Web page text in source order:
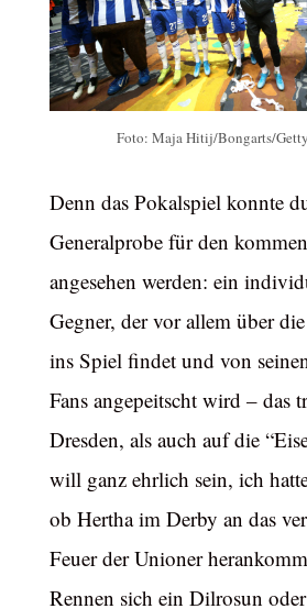
Foto: Maja Hitij/Bongarts/
Denn das Pokalspiel konnte
Generalprobe für den
angesehen werden: ein
Gegner, der vor allem über
ins Spiel findet und von
Fans angepeitscht wird – das
Dresden, als auch auf die
will ganz ehrlich sein, ich
ob Hertha im Derby an das
Feuer der Unioner
Rennen sich ein Dilrosun